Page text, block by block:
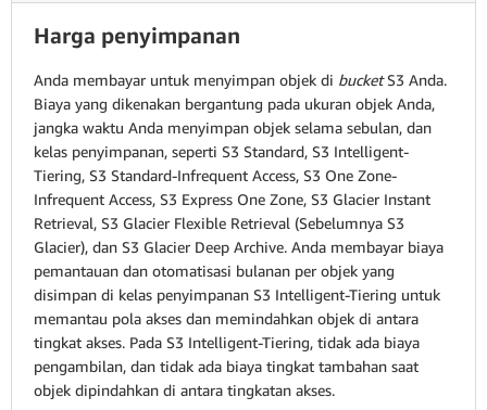
Harga penyimpanan
Anda membayar untuk menyimpan objek di bucketS3 Anda.
Biaya yang dikenakan bergantung pada ukuran objek Anda,
jangka waktu Anda menyimpan objek selama sebulan, dan
kelas penyimpanan, seperti S3 Standard, S3 Intelligent-
Tiering, S3 Standard-Infrequent Access, S3 One Zone-
Infrequent Access, S3 Express One Zone, S3 Glacier Instant
Retrieval, S3 Glacier Flexible Retrieval (Sebelumnya S3
Glacier), dan S3 Glacier Deep Archive. Anda membayar biaya
pemantauan dan otomatisasi bulanan per objek yang
disimpan di kelas penyimpanan S3 Intelligent-Tiering untuk
memantau pola akses dan memindahkan objek di antara
tingkat akses. Pada S3 Intelligent-Tiering, tidak ada biaya
pengambilan, dan tidak ada biaya tingkat tambahan saat
objek dipindahkan di antara tingkatan akses.